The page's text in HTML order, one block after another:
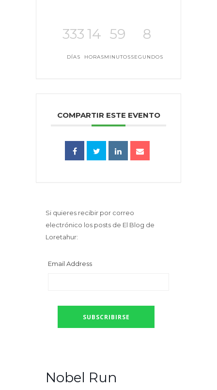
333
DÍAS
14
HORAS
59
MINUTOS
7
SEGUNDOS
COMPARTIR ESTE EVENTO
Si quieres recibir por correo
electrónico los posts de El Blog de
Loretahur:
Email Address
Nobel Run